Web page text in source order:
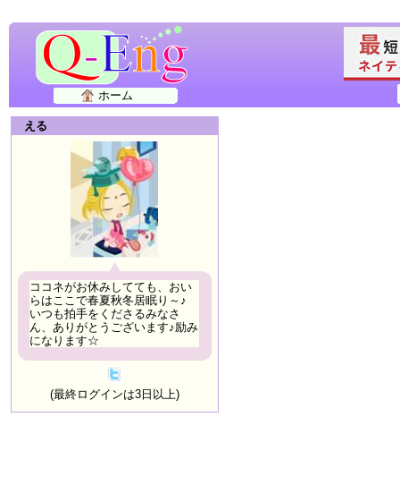
ホーム
える
ココネがお休みしてても、おい
らはここで春夏秋冬居眠り～♪
いつも拍手をくださるみなさ
ん、ありがとうございます♪励み
になります☆
(最終ログインは3日以上)